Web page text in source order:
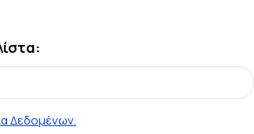
Δεδομένων.